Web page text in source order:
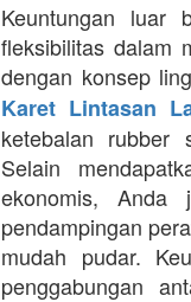
Keuntungan luar
fleksibilitas dalam
dengan konsep
Karet Lintasan
ketebalan rubber
Selain
ekonomis, Anda
pendampingan
mudah pudar.
penggabungan